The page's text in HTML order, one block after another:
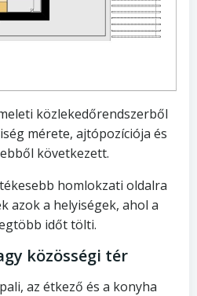
közlekedőrendszerből
mérete, ajtópozíciója és
következett.
homlokzati oldalra
azok a helyiségek, ahol a
időt tölti.
közösségi tér
az étkező és a konyha